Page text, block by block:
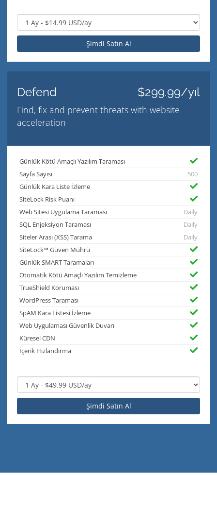
Şimdi Satın Al
Defend $299.99/yıl
Find, fix and prevent threats with website
acceleration
Günlük Kötü Amaçlı Yazılım Taraması
Sayfa Sayısı
500
Günlük Kara Liste İzleme
SiteLock Risk Puanı
Web Sitesi Uygulama Taraması
Daily
SQL Enjeksiyon Taraması
Daily
Siteler Arası (XSS) Tarama
Daily
SiteLock™ Güven Mührü
Günlük SMART Taramaları
Otomatik Kötü Amaçlı Yazılım Temizleme
TrueShield Koruması
WordPress Taraması
SpAM Kara Listesi İzleme
Web Uygulaması Güvenlik Duvarı
Küresel CDN
İçerik Hızlandırma
Şimdi Satın Al